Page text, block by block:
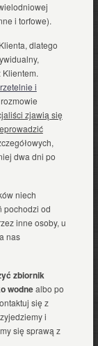
i torfowe).
dlatego
i
zjawią się
dwa dni po
niech
pochodzi od
inne osoby, u
nas
zbiornik
wodnealbo po
się z
i
się sprawą z